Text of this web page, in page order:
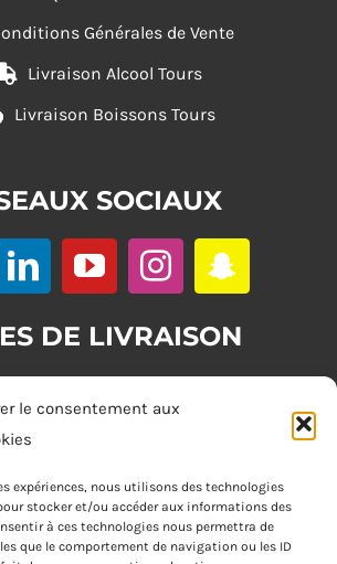
le consentement aux
expériences, nous utilisons des technologies
stocker et/ou accéder aux informations des
à ces technologies nous permettra de
que le comportement de navigation ou les ID
Générales de Vente
Livraison Alcool Tours
Livraison Boissons Tours
SOCIAUX
DE LIVRAISON
: (commande minimum 20€)
: (commande minimum 30€)
lès-Tours, La Riche, Saint-Cyr-sur-Loire,
des-Corps, Saint-Avertin